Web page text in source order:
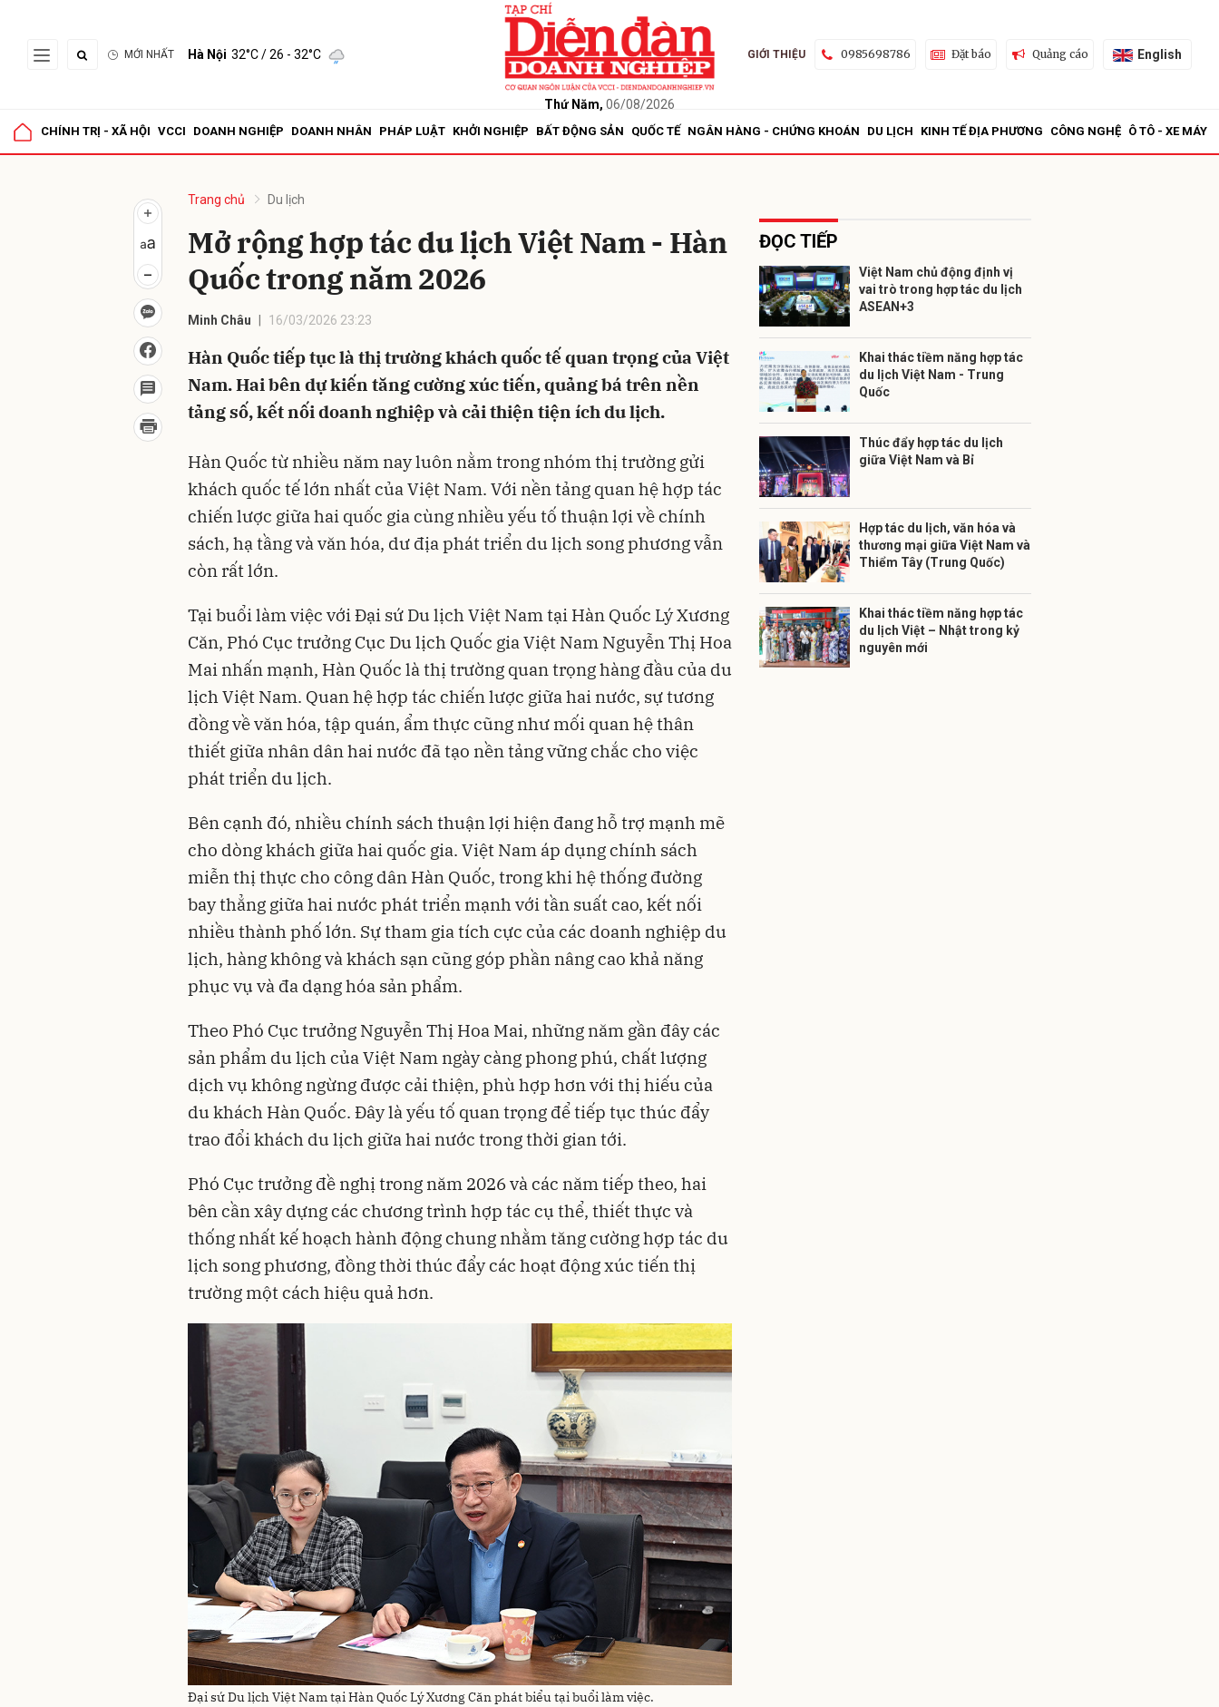
MỚI NHẤT Hà Nội 32°C/ 26 - 32°C
Thứ Năm, 06/08/2026
GIỚI THIỆU 0985698786 Đặt báo Quảng cáo English
CHÍNH TRỊ - XÃ HỘI VCCI DOANH NGHIỆP DOANH NHÂN PHÁP LUẬT KHỞI NGHIỆP BẤT ĐỘNG SẢN QUỐC TẾ NGÂN HÀNG - CHỨNG KHOÁN DU LỊCH KINH TẾ ĐỊA PHƯƠNG CÔNG NGHỆ Ô TÔ - XE MÁY
Trang chủ Du lịch
Mở rộng hợp tác du lịch Việt Nam - Hàn
Quốc trong năm 2026
Minh Châu 16/03/2026 23:23
Hàn Quốc tiếp tục là thị trường khách quốc tế quan trọng của Việt
Nam. Hai bên dự kiến tăng cường xúc tiến, quảng bá trên nền
tảng số, kết nối doanh nghiệp và cải thiện tiện ích du lịch.
Hàn Quốc từ nhiều năm nay luôn nằm trong nhóm thị trường gửi
khách quốc tế lớn nhất của Việt Nam. Với nền tảng quan hệ hợp tác
chiến lược giữa hai quốc gia cùng nhiều yếu tố thuận lợi về chính
sách, hạ tầng và văn hóa, dư địa phát triển du lịch song phương vẫn
còn rất lớn.
Tại buổi làm việc với Đại sứ Du lịch Việt Nam tại Hàn Quốc Lý Xương
Căn, Phó Cục trưởng Cục Du lịch Quốc gia Việt Nam Nguyễn Thị Hoa
Mai nhấn mạnh, Hàn Quốc là thị trường quan trọng hàng đầu của du
lịch Việt Nam. Quan hệ hợp tác chiến lược giữa hai nước, sự tương
đồng về văn hóa, tập quán, ẩm thực cũng như mối quan hệ thân
thiết giữa nhân dân hai nước đã tạo nền tảng vững chắc cho việc
phát triển du lịch.
Bên cạnh đó, nhiều chính sách thuận lợi hiện đang hỗ trợ mạnh mẽ
cho dòng khách giữa hai quốc gia. Việt Nam áp dụng chính sách
miễn thị thực cho công dân Hàn Quốc, trong khi hệ thống đường
bay thẳng giữa hai nước phát triển mạnh với tần suất cao, kết nối
nhiều thành phố lớn. Sự tham gia tích cực của các doanh nghiệp du
lịch, hàng không và khách sạn cũng góp phần nâng cao khả năng
phục vụ và đa dạng hóa sản phẩm.
Theo Phó Cục trưởng Nguyễn Thị Hoa Mai, những năm gần đây các
sản phẩm du lịch của Việt Nam ngày càng phong phú, chất lượng
dịch vụ không ngừng được cải thiện, phù hợp hơn với thị hiếu của
du khách Hàn Quốc. Đây là yếu tố quan trọng để tiếp tục thúc đẩy
trao đổi khách du lịch giữa hai nước trong thời gian tới.
Phó Cục trưởng đề nghị trong năm 2026 và các năm tiếp theo, hai
bên cần xây dựng các chương trình hợp tác cụ thể, thiết thực và
thống nhất kế hoạch hành động chung nhằm tăng cường hợp tác du
lịch song phương, đồng thời thúc đẩy các hoạt động xúc tiến thị
trường một cách hiệu quả hơn.
Đại sứ Du lịch Việt Nam tại Hàn Quốc Lý Xương Căn phát biểu tại buổi làm việc.
ĐỌC TIẾP
Việt Nam chủ động định vị
vai trò trong hợp tác du lịch
ASEAN+3
Khai thác tiềm năng hợp tác
du lịch Việt Nam - Trung
Quốc
Thúc đẩy hợp tác du lịch
giữa Việt Nam và Bỉ
Hợp tác du lịch, văn hóa và
thương mại giữa Việt Nam và
Thiểm Tây (Trung Quốc)
Khai thác tiềm năng hợp tác
du lịch Việt – Nhật trong kỷ
nguyên mới
Gửi